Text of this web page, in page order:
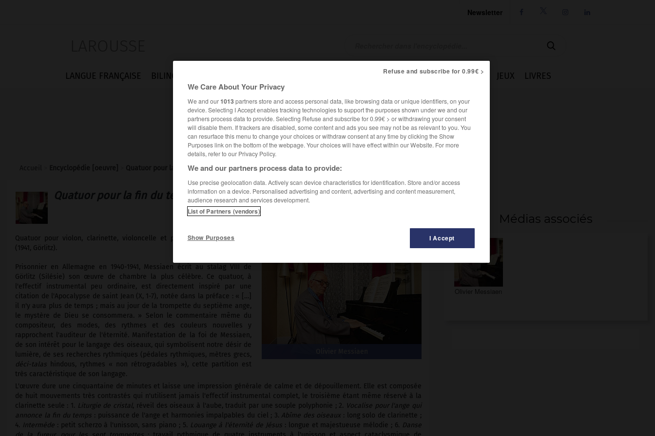
Newsletter

LANGUE FRANÇAISE BILINGUES ENCYCLOPÉDIE CUISINE JEUX LIVRES
Quatuor pour la fin du temps
Quatuor pour la fin du temps
Quatuor pour violon, clarinette, violoncelle et piano d'Olivier Messiaen
(1941, Görlitz).
Prisonnier en Allemagne en 1940-1941, Messiaen écrit au stalag VIII de
Görlitz (Silésie) son œuvre de chambre la plus célèbre. Ce quatuor, à
l'effectif instrumental peu ordinaire, est directement inspiré par une
citation de l'Apocalypse de saint Jean (X, 1-7), notée dans la préface : « […]
il n'y aura plus de temps ; mais au jour de la trompette du septième ange,
le mystère de Dieu se consommera. » Selon le commentaire même du
compositeur, des modes, des rythmes et des couleurs nouvelles y
rapprochent l'auditeur de l'éternité. Manifestation de la foi de Messiaen,
de son intérêt pour le langage des oiseaux, qui symbolisent notre désir de
lumière, de ses recherches rythmiques (pédales rythmiques, mètres grecs,
déci-talas hindous, rythmes « non rétrogradables »), cette partition est
très caractéristique de son langage.
L'œuvre dure une cinquantaine de minutes et laisse une impression générale de calme et de dépouillement. Elle est composée
de huit mouvements très contrastés qui n'utilisent jamais l'effectif instrumental complet, le troisième étant même réservé à la
clarinette seule : 1. Liturgie de cristal, réveil des oiseaux à l'aube, traduit par une souple polyphonie ; 2. Vocalise pour l'ange qui
annonce la fin du temps : puissance de l'ange et harmonies impalpables du ciel ; 3. Abîme des oiseaux : long solo de clarinette ;
4. Intermède : petit scherzo à l'unisson, sans piano ; 5. Louange à l'éternité de Jésus : longue et majestueuse mélodie ; 6. Danse
Médias associés
Olivier Messiaen
Refuse and subscribe for 0.99€ >
We Care About Your Privacy
We and our1013partners store and access personal data, like browsing data or unique identifiers, on your
device. Selecting I Accept enables tracking technologies to support the purposes shown under we and our
partners process data to provide. Selecting Refuse and subscribe for 0.99€ > or withdrawing your consent
will disable them. If trackers are disabled, some content and ads you see may not be as relevant to you. You
can resurface this menu to change your choices or withdraw consent at any time by clicking the Show
Purposes link on the bottom of the webpage. Your choices will have effect within our Website. For more
details, refer to our Privacy Policy.
We and our partners process data to provide:
Use precise geolocation data. Actively scan device characteristics for identification. Store and/or access
information on a device. Personalised advertising and content, advertising and content measurement,
audience research and services development.
List of Partners (vendors)
I Accept
Show Purposes